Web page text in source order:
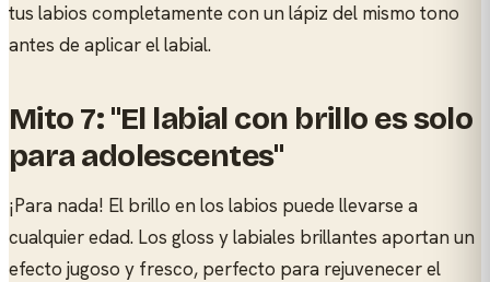
tus labios completamente con un lápiz del mismo tono
antes de aplicar el labial.
Mito 7: "El labial con brillo es solo
para adolescentes"
¡Para nada! El brillo en los labios puede llevarse a
cualquier edad. Los gloss y labiales brillantes aportan un
efecto jugoso y fresco, perfecto para rejuvenecer el